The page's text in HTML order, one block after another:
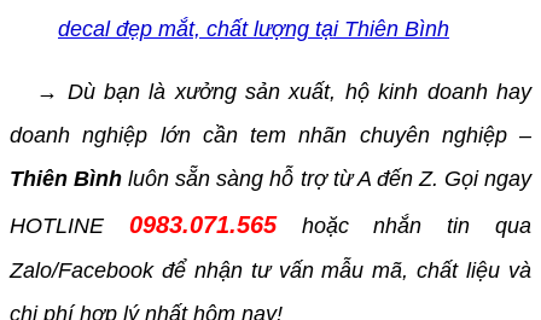
decal đẹp mắt, chất lượng tại Thiên Bình
→ Dù bạn là xưởng sản xuất, hộ kinh doanh hay
doanh nghiệp lớn cần tem nhãn chuyên nghiệp –
Thiên Bình luôn sẵn sàng hỗ trợ từ A đến Z. Gọi ngay
HOTLINE 0983.071.565hoặc nhắn tin qua
Zalo/Facebook để nhận tư vấn mẫu mã, chất liệu và
chi phí hợp lý nhất hôm nay!